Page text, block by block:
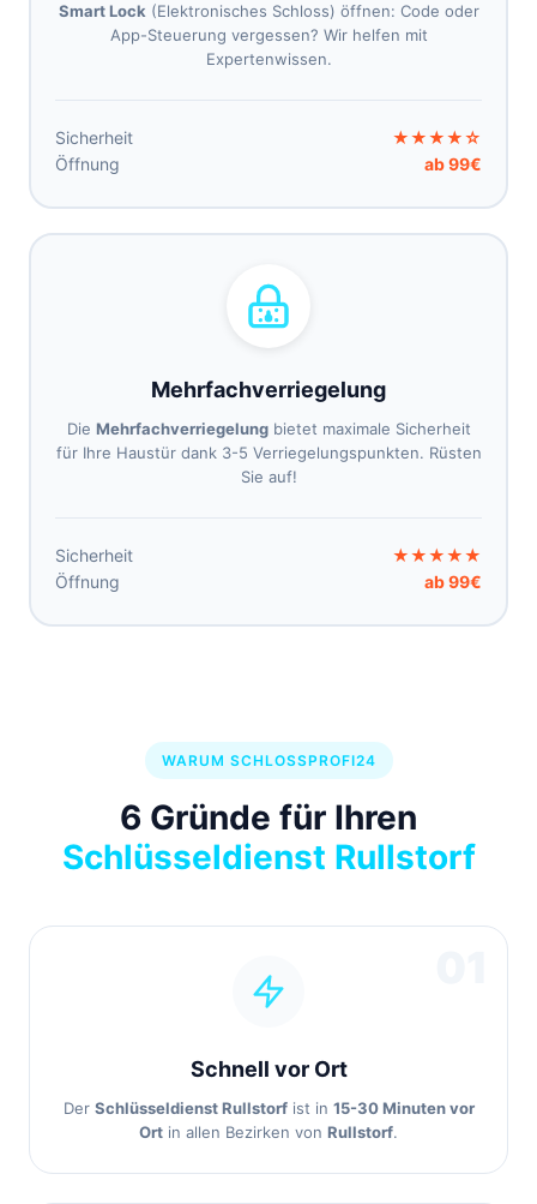
Smart Lock (Elektronisches Schloss) öffnen: Code oder
App-Steuerung vergessen? Wir helfen mit
Expertenwissen.
Sicherheit
★★★★☆
Öffnung
ab 99€
Mehrfachverriegelung
Die Mehrfachverriegelungbietet maximale Sicherheit
für Ihre Haustür dank 3-5 Verriegelungspunkten. Rüsten
Sie auf!
Sicherheit
★★★★★
Öffnung
ab 99€
WARUM SCHLOSSPROFI24
6 Gründe für Ihren
Schlüsseldienst Rullstorf
Schnell vor Ort
Der Schlüsseldienst Rullstorfist in 15-30 Minuten vor
Ort in allen Bezirken von Rullstorf.